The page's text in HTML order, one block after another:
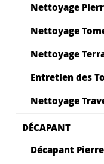
Nettoyage
Nettoyage
Nettoyage
Entretien des
Nettoyage
DÉCAPANT
Décapant Pierre